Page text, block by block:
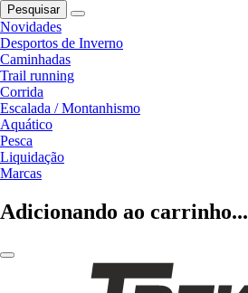
Pesquisar
Novidades
Desportos de Inverno
Caminhadas
Trail running
Corrida
Escalada / Montanhismo
Aquático
Pesca
Liquidação
Marcas
Adicionando ao carrinho...